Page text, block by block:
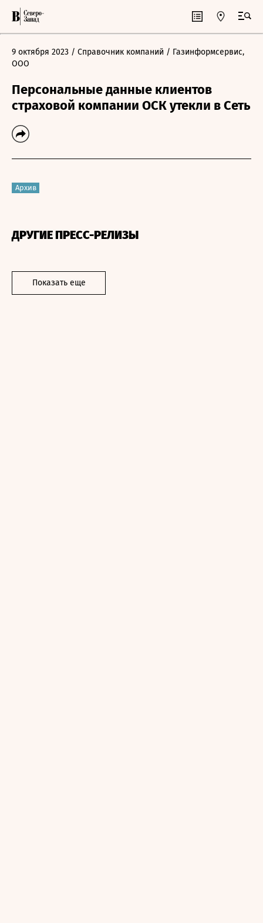
9 октября 2023 / Справочник компаний / Газинформсервис,
ООО
Персональные данные клиентов
страховой компании ОСК утекли в Сеть
Архив
ДРУГИЕ ПРЕСС-РЕЛИЗЫ
Показать еще